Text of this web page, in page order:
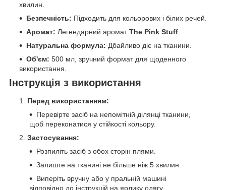
хвилин.
Безпечність: Підходить для кольорових і білих речей.
Аромат: Легендарний ароматThe Pink Stuff.
Натуральна формула: Дбайливо діє на тканини.
Об'єм: 500 мл, зручний формат для щоденного
використання.
Інструкція з використання
Перед використанням:
Перевірте засіб на непомітній ділянці тканини,
щоб переконатися у стійкості кольору.
Застосування:
Розпиліть засіб з обох сторін плями.
Залиште на тканині не більше ніж 5 хвилин.
Виперіть вручну або у пральній машині
відповідно до інструкцій на ярлику одягу.